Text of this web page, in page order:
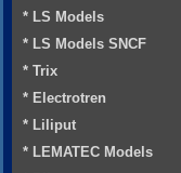
* LS Models
* LS Models SNCF
* Trix
* Electrotren
* Liliput
* LEMATEC Models